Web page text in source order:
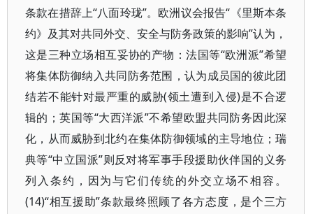
条款在措辞上“八面玲珑”。欧洲议会报告“《里斯本条
约》及其对共同外交、安全与防务政策的影响”认为，
这是三种立场相互妥协的产物：法国等“欧洲派”希望
将集体防御纳入共同防务范围，认为成员国的彼此团
结若不能针对最严重的威胁(领土遭到入侵)是不合逻
辑的；英国等“大西洋派”不希望欧盟共同防务因此深
化，从而威胁到北约在集体防御领域的主导地位；瑞
典等“中立国派”则反对将军事手段援助伙伴国的义务
列入条约，因为与它们传统的外交立场不相容。
(14)“相互援助”条款最终照顾了各方态度，是个三方